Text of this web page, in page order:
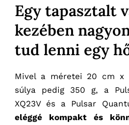
Egy tapasztalt
kezében
tud lenni egy
Mivel a méretei 20 cm x
súlya pedig 350 g, a
XQ23V és a Pulsar
eléggé kompakt és